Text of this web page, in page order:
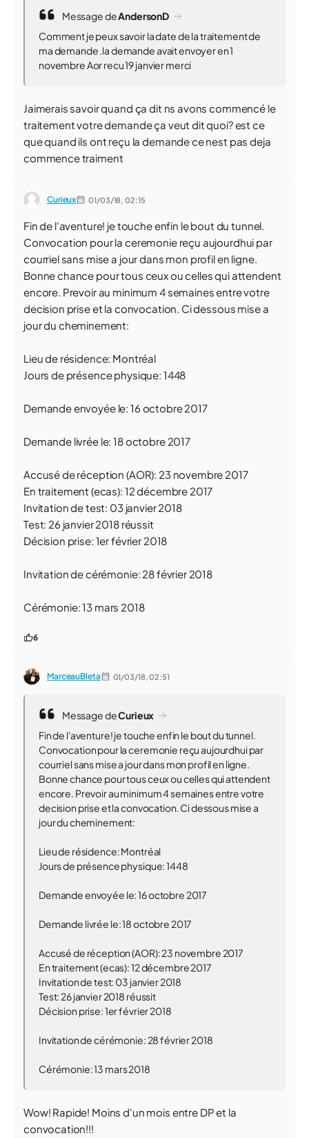
Message deAndersonD
Comment je peux savoir la date de la traitement de
ma demande .la demande avait envoyer en 1
novembre Aor recu 19 janvier merci
Jaimerais savoir quand ça dit ns avons commencé le
traitement votre demande ça veut dit quoi? est ce
que quand ils ont reçu la demande ce nest pas deja
commence traiment
Curieux 01/03/18,02:15
Fin de l'aventure! je touche enfin le bout du tunnel.
Convocation pour la ceremonie reçu aujourdhui par
courriel sans mise a jour dans mon profil en ligne.
Bonne chance pour tous ceux ou celles qui attendent
encore. Prevoir au minimum 4 semaines entre votre
decision prise et la convocation. Ci dessous mise a
jour du cheminement:
Lieu de résidence: Montréal
Jours de présence physique: 1448
Demande envoyée le: 16 octobre 2017
Demande livrée le: 18 octobre 2017
Accusé de réception (AOR): 23 novembre 2017
En traitement (ecas): 12 décembre 2017
Invitation de test: 03 janvier 2018
Test: 26 janvier 2018 réussit
Décision prise: 1er février 2018
Invitation de cérémonie: 28 février 2018
Cérémonie: 13 mars 2018
6
MarceauBleta 01/03/18,02:51
Message deCurieux
Fin de l'aventure! je touche enfin le bout du tunnel.
Convocation pour la ceremonie reçu aujourdhui par
courriel sans mise a jour dans mon profil en ligne.
Bonne chance pour tous ceux ou celles qui attendent
encore. Prevoir au minimum 4 semaines entre votre
decision prise et la convocation. Ci dessous mise a
jour du cheminement:
Lieu de résidence: Montréal
Jours de présence physique: 1448
Demande envoyée le: 16 octobre 2017
Demande livrée le: 18 octobre 2017
Accusé de réception (AOR): 23 novembre 2017
En traitement (ecas): 12 décembre 2017
Invitation de test: 03 janvier 2018
Test: 26 janvier 2018 réussit
Décision prise: 1er février 2018
Invitation de cérémonie: 28 février 2018
Cérémonie: 13 mars 2018
Wow! Rapide! Moins d'un mois entre DP et la
convocation!!!